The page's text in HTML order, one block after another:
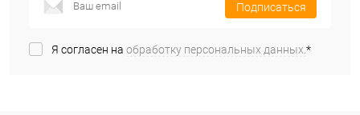
Подписаться
Я согласен на обработку персональных данных.*